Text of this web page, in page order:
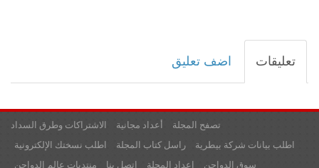
تعليقات اضف تعليق
الاشتراكات وطرق السداد أعداد مجانية
تصفح المجلة
اطلب نسختك الإلكترونية
راسل كتاب المجلة
اطلب بيانات شركة بيطرية
منتديات عالم الدواجن
اتصل بنا اعداد المجلة سوق الدواجن